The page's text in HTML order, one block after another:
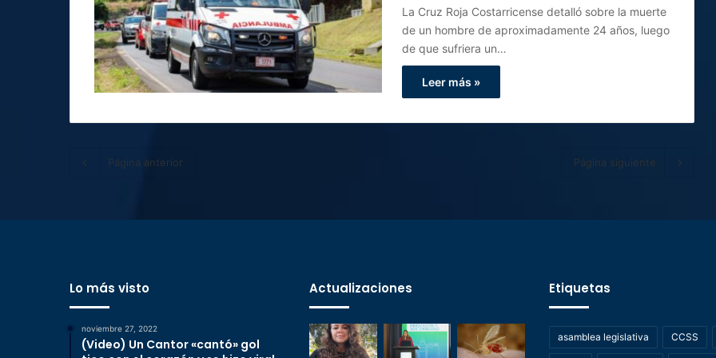
La Cruz Roja Costarricense detalló sobre la muerte
de un hombre de aproximadamente 24 años, luego
de que sufriera un…
Leer más »
Página anterior Página siguiente
Lo más visto
noviembre 27, 2022
(Video) Un Cantor «cantó» gol
Actualizaciones Etiquetas
asamblea legislativa CCSS